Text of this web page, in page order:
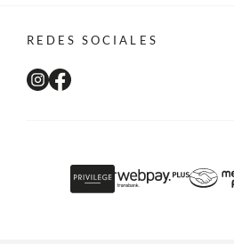
REDES SOCIALES